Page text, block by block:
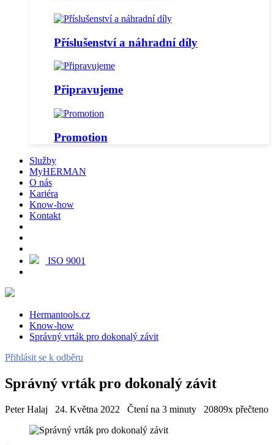
Příslušenství a náhradní díly
Připravujeme
Promotion
Služby
MyHERMAN
O nás
Kariéra
Know-how
Kontakt
ISO 9001
Hermantools.cz
Know-how
Správný vrták pro dokonalý závit
Přihlásit se k odběru
Správný vrták pro dokonalý závit
Peter Halaj 24. Května 2022 Čtení na 3 minuty 20809x přečteno